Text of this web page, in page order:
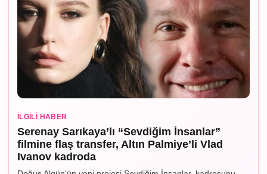
İLGILI HABER
Serenay Sarıkaya’lı “Sevdiğim İnsanlar”
filmine flaş transfer, Altın Palmiye’li Vlad
Ivanov kadroda